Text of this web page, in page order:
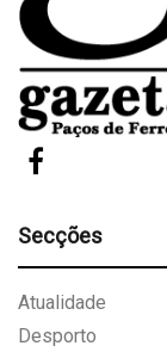
Secções
Atualidade
Desporto